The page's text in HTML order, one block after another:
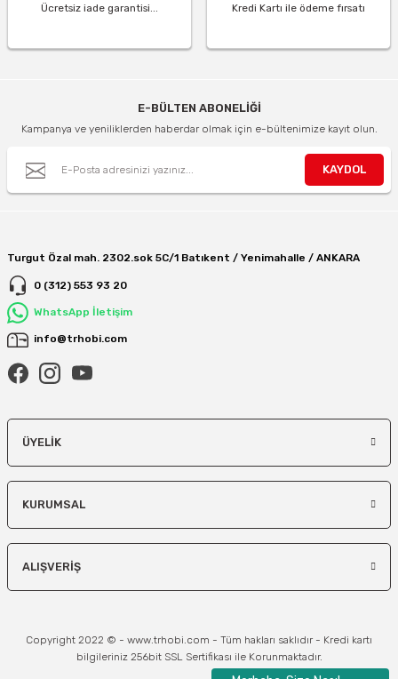
Ücretsiz iade garantisi... Kredi Kartı ile ödeme fırsatı
E-BÜLTEN ABONELİĞİ
Kampanya ve yeniliklerden haberdar olmak için e-bültenimize kayıt olun.
KAYDOL
Turgut Özal mah. 2302.sok 5C/1 Batıkent / Yenimahalle / ANKARA
0 (312) 553 93 20
WhatsApp İletişim
info@trhobi.com
ÜYELIK
KURUMSAL
ALIŞVERIŞ
Copyright 2022 © - www.trhobi.com - Tüm hakları saklıdır - Kredi kartı
bilgileriniz 256bit SSL Sertifikası ile Korunmaktadır.